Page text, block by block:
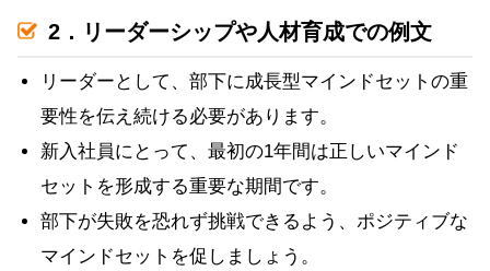
2．リーダーシップや人材育成での例文
リーダーとして、部下に成長型マインドセットの重
要性を伝え続ける必要があります。
新入社員にとって、最初の1年間は正しいマインド
セットを形成する重要な期間です。
部下が失敗を恐れず挑戦できるよう、ポジティブな
マインドセットを促しましょう。